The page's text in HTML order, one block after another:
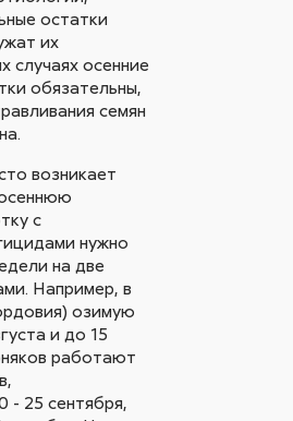
остатки
их
случаях осенние
обязательны,
семян
возникает
с
нужно
на две
Например, в
озимую
и до 15
работают
- 25 сентября,